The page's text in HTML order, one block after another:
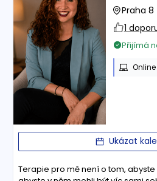
Praha 8
1
Přijímá
Online
Ukázat
Terapie pro mě není o tom,